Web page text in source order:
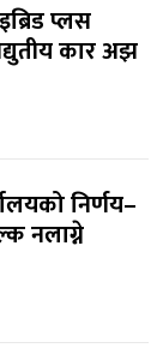
प्लस
कार अझ
निर्णय–
नलाग्ने